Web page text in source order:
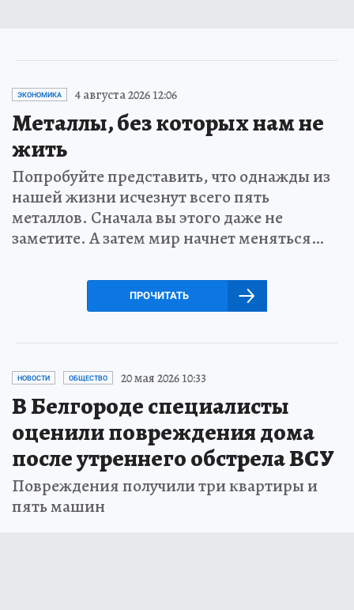
ЭКОНОМИКА 4 августа 2026 12:06
Металлы, без которых нам не
жить
Попробуйте представить, что однажды из
нашей жизни исчезнут всего пять
металлов. Сначала вы этого даже не
заметите. А затем мир начнет меняться…
ПРОЧИТАТЬ
НОВОСТИ ОБЩЕСТВО 20 мая 2026 10:33
В Белгороде специалисты
оценили повреждения дома
после утреннего обстрела ВСУ
Повреждения получили три квартиры и
пять машин